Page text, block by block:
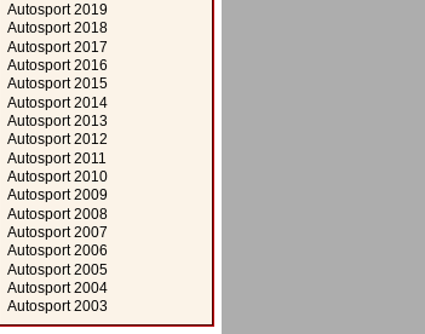
Autosport 2019
Autosport 2018
Autosport 2017
Autosport 2016
Autosport 2015
Autosport 2014
Autosport 2013
Autosport 2012
Autosport 2011
Autosport 2010
Autosport 2009
Autosport 2008
Autosport 2007
Autosport 2006
Autosport 2005
Autosport 2004
Autosport 2003